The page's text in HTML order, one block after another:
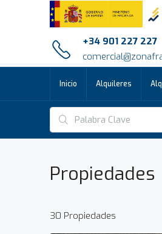
+34 901 227 227
Inicio Alquileres
Propiedades
30 Propiedades